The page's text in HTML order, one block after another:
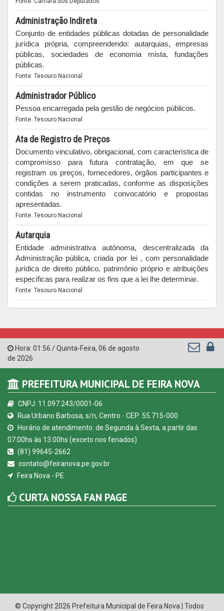
Administração Indireta
Conjunto de entidades públicas dotadas de personalidade
jurídica própria, compreendendo: autarquias, empresas
públicas, sociedades de economia mista, fundações
públicas.
Fonte: Tesouro Nacional
Administrador Público
Pessoa encarregada pela gestão de negócios públicos.
Fonte: Tesouro Nacional
Ata de Registro de Preços
Documento vinculativo, obrigacional, com característica de
compromisso para futura contratação, em que se
registram os preços, fornecedores, órgãos participantes e
condições a serem praticadas, conforme as disposições
contidas no instrumento convocatório e propostas
apresentadas.
Fonte: Tesouro Nacional
Autarquia
Entidade administrativa autônoma, descentralizada da
Administração pública, criada por lei , com personalidade
jurídica de direito público, patrimônio próprio e atribuições
específicas para realizar os fins que a lei lhe determinar.
Fonte: Tesouro Nacional
Hora: 01:56 /Quinta-Feira, 06 de agosto
de 2026
PREFEITURA MUNICIPAL DE FEIRA NOVA
CNPJ: 11.097.243/0001-06
Rua Urbano Barbosa, s/n, Centro - CEP: 55.715-000
Horário de atendimento: de Segunda à Sexta, a partir das
07:00hs às 13:00hs (exceto nos feriados)
(81) 99645-2662
contato@feiranova.pe.gov.br
Feira Nova - PE
CURTA NOSSA FAN PAGE
© Copyright 2026 Prefeitura Municipal de Feira Nova | Todos